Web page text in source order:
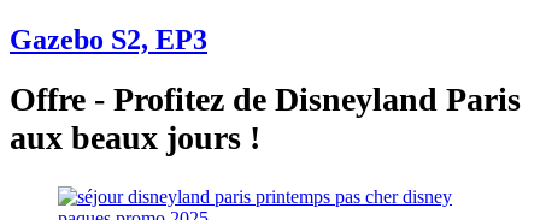
Gazebo S2, EP3
Offre - Profitez de Disneyland Paris
aux beaux jours !